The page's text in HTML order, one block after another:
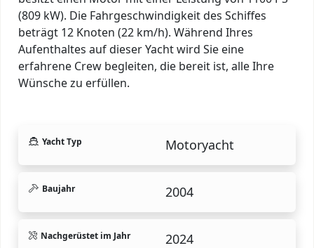
(809 kW). Die Fahrgeschwindigkeit des Schiffes
beträgt 12 Knoten (22 km/h). Während Ihres
Aufenthaltes auf dieser Yacht wird Sie eine
erfahrene Crew begleiten, die bereit ist, alle Ihre
Wünsche zu erfüllen.
Yacht Typ Motoryacht
Baujahr 2004
Nachgerüstet im Jahr 2024